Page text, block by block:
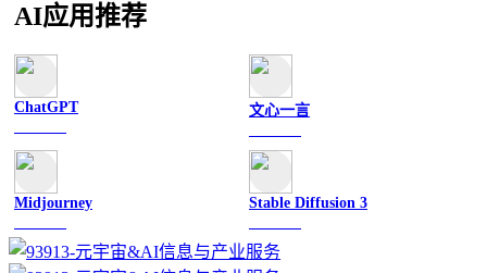
AI应用推荐
ChatGPT 文心一言
Midjourney Stable Diffusion 3